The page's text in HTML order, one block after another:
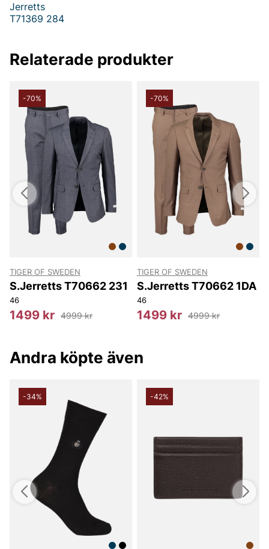
Jerretts
T71369 284
Relaterade produkter
56
-70%
TIGER OF SWEDEN
S.Jerretts T70662 231
46
1499 kr 4999 kr
-70%
TIGER OF SWEDEN
S.Jerretts T70662 1DA
46
1499 kr 4999 kr
Andra köpte även
-34% -42%